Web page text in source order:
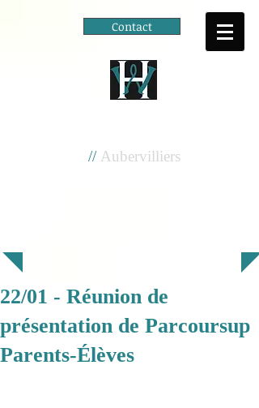
Contact
//Aubervilliers
22/01 - Réunion de
présentation de Parcoursup
Parents-Élèves